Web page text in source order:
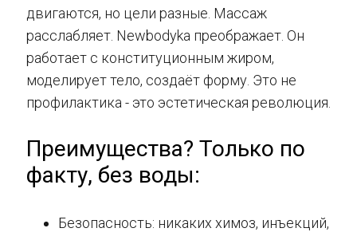
двигаются, но цели разные. Массаж
расслабляет. Newbodyka преображает. Он
работает с конституционным жиром,
моделирует тело, создаёт форму. Это не
профилактика - это эстетическая революция.
Преимущества? Только по
факту, без воды:
Безопасность: никаких химоз, инъекций,